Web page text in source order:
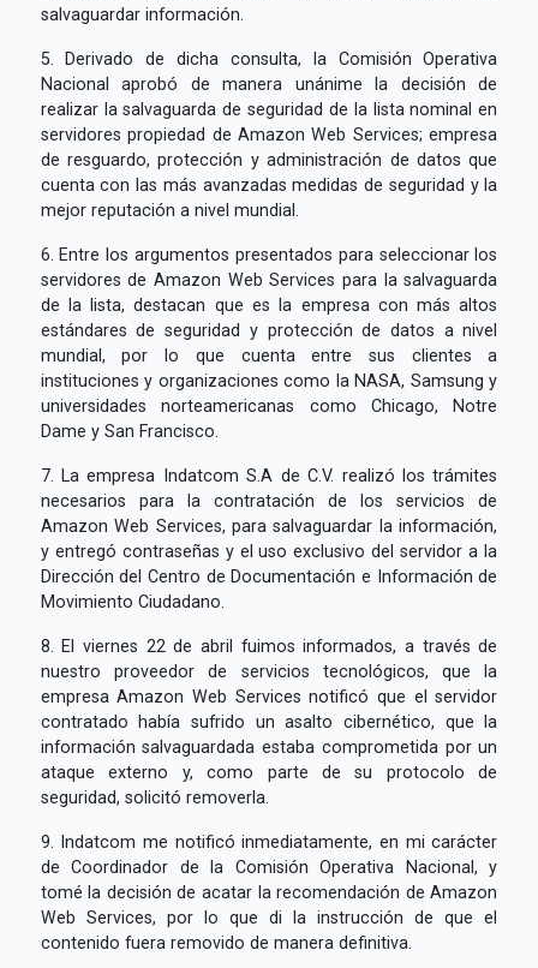
salvaguardar información.
5. Derivado de dicha consulta, la Comisión Operativa
Nacional aprobó de manera unánime la decisión de
realizar la salvaguarda de seguridad de la lista nominal en
servidores propiedad de Amazon Web Services; empresa
de resguardo, protección y administración de datos que
cuenta con las más avanzadas medidas de seguridad y la
mejor reputación a nivel mundial.
6. Entre los argumentos presentados para seleccionar los
servidores de Amazon Web Services para la salvaguarda
de la lista, destacan que es la empresa con más altos
estándares de seguridad y protección de datos a nivel
mundial, por lo que cuenta entre sus clientes a
instituciones y organizaciones como la NASA, Samsung y
universidades norteamericanas como Chicago, Notre
Dame y San Francisco.
7. La empresa Indatcom S.A de C.V. realizó los trámites
necesarios para la contratación de los servicios de
Amazon Web Services, para salvaguardar la información,
y entregó contraseñas y el uso exclusivo del servidor a la
Dirección del Centro de Documentación e Información de
Movimiento Ciudadano.
8. El viernes 22 de abril fuimos informados, a través de
nuestro proveedor de servicios tecnológicos, que la
empresa Amazon Web Services notificó que el servidor
contratado había sufrido un asalto cibernético, que la
información salvaguardada estaba comprometida por un
ataque externo y, como parte de su protocolo de
seguridad, solicitó removerla.
9. Indatcom me notificó inmediatamente, en mi carácter
de Coordinador de la Comisión Operativa Nacional, y
tomé la decisión de acatar la recomendación de Amazon
Web Services, por lo que di la instrucción de que el
contenido fuera removido de manera definitiva.